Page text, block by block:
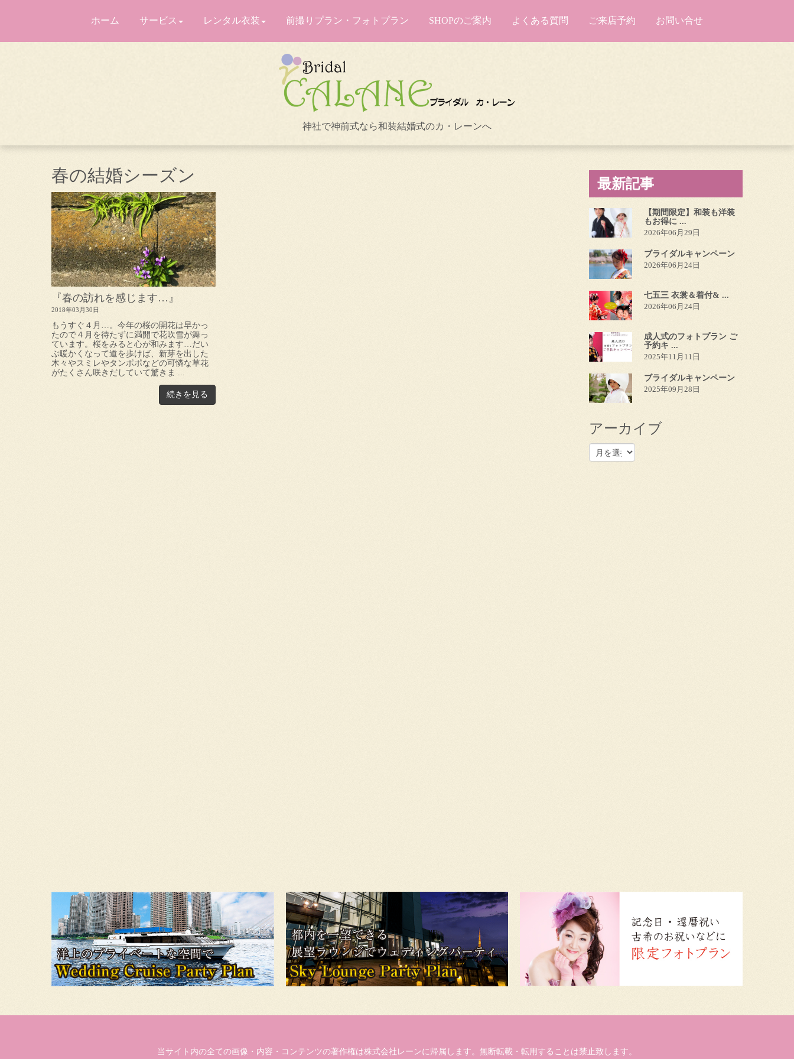
ホーム サービス レンタル衣装 前撮りプラン・フォトプラン SHOPのご案内 よくある質問 ご来店予約 お問い合せ
神社で神前式なら和装結婚式のカ・レーンへ
春の結婚シーズン
『春の訪れを感じます…』
2018年03月30日
もうすぐ４月…。今年の桜の開花は早かっ
たので４月を待たずに満開で花吹雪が舞っ
ています。桜をみると心が和みます…だい
ぶ暖かくなって道を歩けば、新芽を出した
木々やスミレやタンポポなどの可憐な草花
がたくさん咲きだしていて驚きま ...
続きを見る
最新記事
【期間限定】和装も洋装
もお得に ...
2026年06月29日
ブライダルキャンペーン
2026年06月24日
七五三 衣裳＆着付& ...
2026年06月24日
成人式のフォトプラン ご
予約キ ...
2025年11月11日
ブライダルキャンペーン
2025年09月28日
アーカイブ
当サイト内の全ての画像・内容・コンテンツの著作権は株式会社レーンに帰属します。無断転載・転用することは禁止致します。